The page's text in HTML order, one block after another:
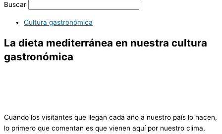
Buscar
Cultura gastronómica
La dieta mediterránea en nuestra cultura
gastronómica
Cuando los visitantes que llegan cada año a nuestro país lo hacen,
lo primero que comentan es que vienen aquí por nuestro clima,